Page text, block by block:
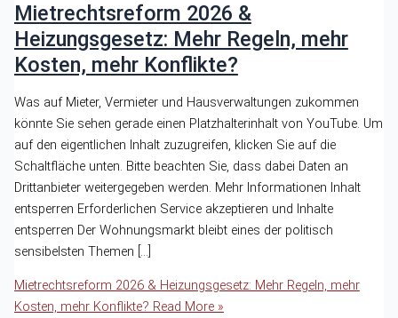
Mietrechtsreform 2026 &
Heizungsgesetz: Mehr Regeln, mehr
Kosten, mehr Konflikte?
Was auf Mieter, Vermieter und Hausverwaltungen zukommen
könnte Sie sehen gerade einen Platzhalterinhalt von YouTube. Um
auf den eigentlichen Inhalt zuzugreifen, klicken Sie auf die
Schaltfläche unten. Bitte beachten Sie, dass dabei Daten an
Drittanbieter weitergegeben werden. Mehr Informationen Inhalt
entsperren Erforderlichen Service akzeptieren und Inhalte
entsperren Der Wohnungsmarkt bleibt eines der politisch
sensibelsten Themen […]
Mietrechtsreform 2026 & Heizungsgesetz: Mehr Regeln, mehr
Kosten, mehr Konflikte? Read More »